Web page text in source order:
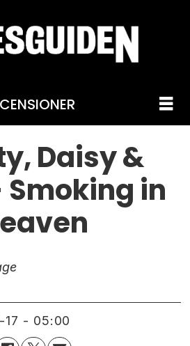
Daisy &
Smoking in
17 - 05:00